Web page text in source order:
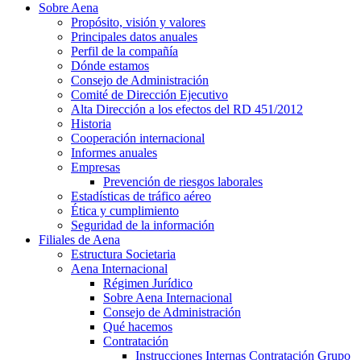
Sobre Aena
Propósito, visión y valores
Principales datos anuales
Perfil de la compañía
Dónde estamos
Consejo de Administración
Comité de Dirección Ejecutivo
Alta Dirección a los efectos del RD 451/2012
Historia
Cooperación internacional
Informes anuales
Empresas
Prevención de riesgos laborales
Estadísticas de tráfico aéreo
Ética y cumplimiento
Seguridad de la información
Filiales de Aena
Estructura Societaria
Aena Internacional
Régimen Jurídico
Sobre Aena Internacional
Consejo de Administración
Qué hacemos
Contratación
Instrucciones Internas Contratación Grupo